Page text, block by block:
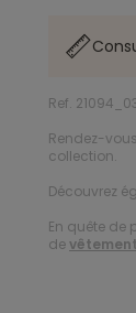
Ref.
Rendez-
collection.
Découvrez
En quête de
de